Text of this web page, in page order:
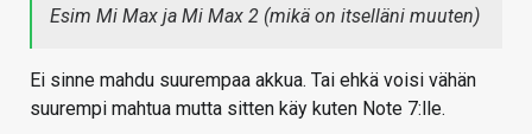
Esim Mi Max ja Mi Max 2 (mikä on itselläni muuten)
Ei sinne mahdu suurempaa akkua. Tai ehkä voisi vähän
suurempi mahtua mutta sitten käy kuten Note 7:lle.